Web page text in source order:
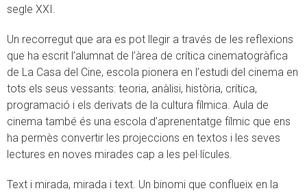
segle XXI.
Un recorregut que ara es pot llegir a través de les reflexions
que ha escrit l’alumnat de l’àrea de crítica cinematogràfica
de La Casa del Cine, escola pionera en l’estudi del cinema en
tots els seus vessants: teoria, anàlisi, història, crítica,
programació i els derivats de la cultura fílmica. Aula de
cinema també és una escola d’aprenentatge fílmic que ens
ha permès convertir les projeccions en textos i les seves
lectures en noves mirades cap a les pel·lícules.
Text i mirada, mirada i text. Un binomi que conflueix en la